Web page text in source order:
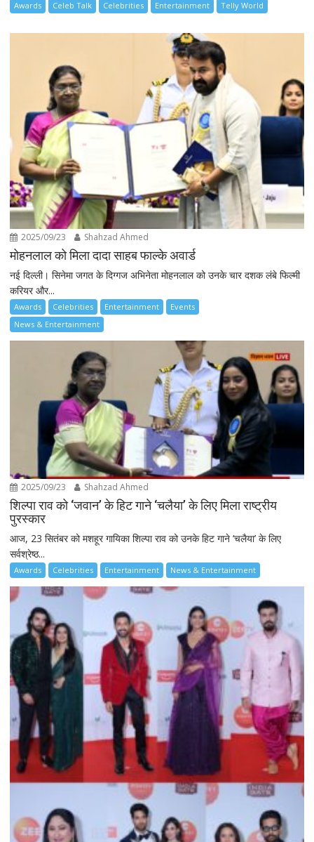
Awards Celeb Talk Celebrities Entertainment Telly World
2025/09/23 Shahzad Ahmed
मोहनलाल को मिला दादा साहब फाल्के अवार्ड
नई दिल्ली। सिनेमा जगत के दिग्गज अभिनेता मोहनलाल को उनके चार दशक लंबे फिल्मी
करियर और...
Awards Celebrities Entertainment
Events
News & Entertainment
2025/09/23 Shahzad Ahmed
शिल्पा राव को ‘जवान’ के हिट गाने ‘चलैया’ के लिए मिला राष्ट्रीय
पुरस्कार
आज, 23 सितंबर को मशहूर गायिका शिल्पा राव को उनके हिट गाने ‘चलैया’ के लिए
सर्वश्रेष्ठ...
Awards Celebrities Entertainment News & Entertainment